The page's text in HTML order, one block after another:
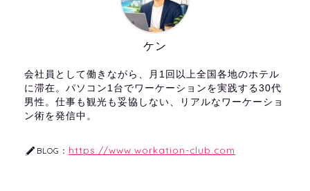
ケン
会社員として働きながら、月1回以上全国各地のホテル
に滞在。パソコン1台でワーケーションを実践する30代
男性。仕事も観光も妥協しない、リアルなワーケーショ
ン術を発信中。
BLOG： https://www.workation-club.com